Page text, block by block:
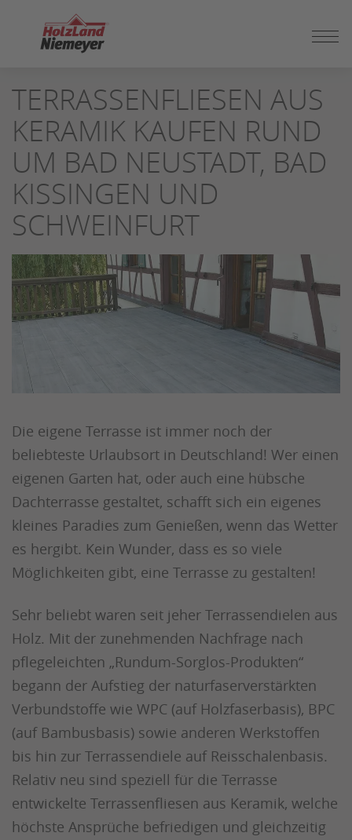
SEITENINHALT
SPRINGEN
TERRASSENFLIESEN AUS
KERAMIK KAUFEN RUND
UM BAD NEUSTADT, BAD
KISSINGEN UND
SCHWEINFURT
Die eigene Terrasse ist immer noch der
beliebteste Urlaubsort in Deutschland! Wer einen
eigenen Garten hat, oder auch eine hübsche
Dachterrasse gestaltet, schafft sich ein eigenes
kleines Paradies zum Genießen, wenn das Wetter
es hergibt. Kein Wunder, dass es so viele
Möglichkeiten gibt, eine Terrasse zu gestalten!
Sehr beliebt waren seit jeher Terrassendielen aus
Holz. Mit der zunehmenden Nachfrage nach
pflegeleichten „Rundum-Sorglos-Produkten“
begann der Aufstieg der naturfaserverstärkten
Verbundstoffe wie WPC (auf Holzfaserbasis), BPC
(auf Bambusbasis) sowie anderen Werkstoffen
bis hin zur Terrassendiele auf Reisschalenbasis.
Relativ neu sind speziell für die Terrasse
entwickelte Terrassenfliesen aus Keramik, welche
höchste Ansprüche befriedigen und gleichzeitig